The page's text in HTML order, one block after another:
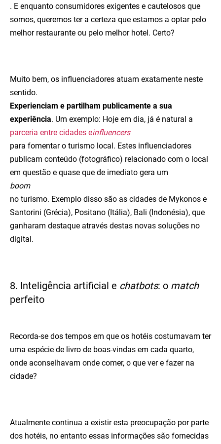
. E enquanto consumidores exigentes e cautelosos que
somos, queremos ter a certeza que estamos a optar pelo
melhor restaurante ou pelo melhor hotel. Certo?
Muito bem, os influenciadores atuam exatamente neste
sentido.
Experienciam e partilham publicamente a sua
experiência. Um exemplo: Hoje em dia, já é natural a
parceria entre cidades einfluencers
para fomentar o turismo local. Estes influenciadores
publicam conteúdo (fotográfico) relacionado com o local
em questão e quase que de imediato gera um
boom
no turismo. Exemplo disso são as cidades de Mykonos e
Santorini (Grécia), Positano (Itália), Bali (Indonésia), que
ganharam destaque através destas novas soluções no
digital.
8. Inteligência artificial e chatbots: o match
perfeito
Recorda-se dos tempos em que os hotéis costumavam ter
uma espécie de livro de boas-vindas em cada quarto,
onde aconselhavam onde comer, o que ver e fazer na
cidade?
Atualmente continua a existir esta preocupação por parte
dos hotéis, no entanto essas informações são fornecidas